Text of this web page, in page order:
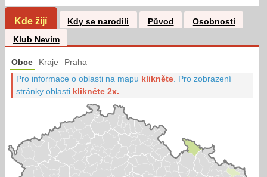
Kde žijí Kdy se narodili Původ
Osobnosti
Klub Nevim
Obce Kraje Praha
Pro informace o oblasti na mapu klikněte Pro zobrazení
stránky oblasti klikněte 2x.